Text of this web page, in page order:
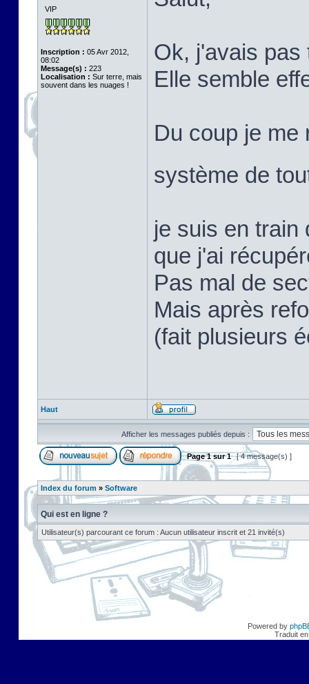
VIP
Inscription : 05 Avr 2012,
08:02
Message(s) : 223
Localisation : Sur terre, mais
souvent dans les nuages !
Ok, j'avais pas
Elle semble
Du coup je me
système de
je suis en train
que j'ai
Pas mal de
Mais après
(fait plusieurs
Haut
Afficher les messages publiés depuis :
Page1sur1 [ 4 message(s) ]
Index du forum » Software
Qui est en ligne ?
Utilisateur(s) parcourant ce forum : Aucun utilisateur inscrit et 21 invité(s)
Powered by
Traduit